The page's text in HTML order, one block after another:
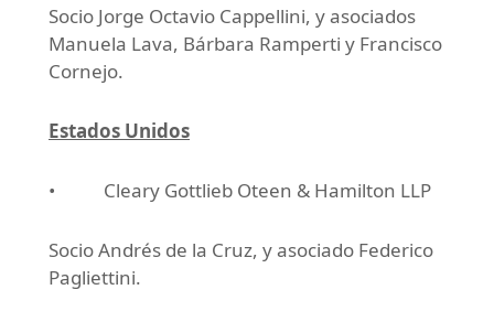
Socio Jorge Octavio Cappellini, y asociados
Manuela Lava, Bárbara Ramperti y Francisco
Cornejo.
Estados Unidos
• Cleary Gottlieb Oteen & Hamilton LLP
Socio Andrés de la Cruz, y asociado Federico
Pagliettini.